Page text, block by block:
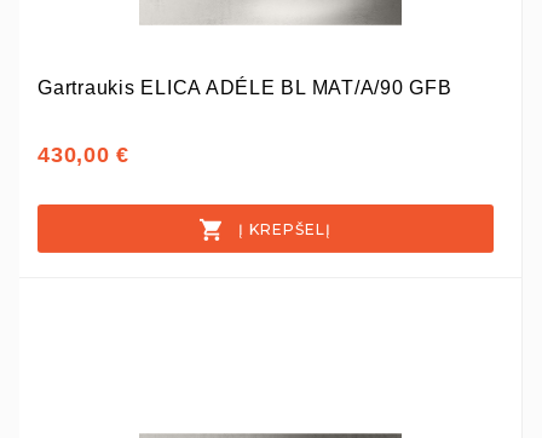
Gartraukis ELICA ADÉLE BL MAT/A/90 GFB
430,00 €
Į KREPŠELĮ